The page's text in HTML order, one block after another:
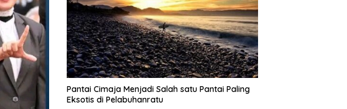
Pantai Cimaja Menjadi Salah satu Pantai Paling
Eksotis di Pelabuhanratu